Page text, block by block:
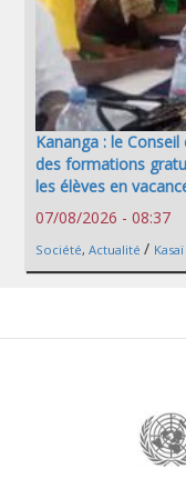
Kananga : le
des formations
les élèves en
07/08/2026 - 08:37
Société, Actualité /